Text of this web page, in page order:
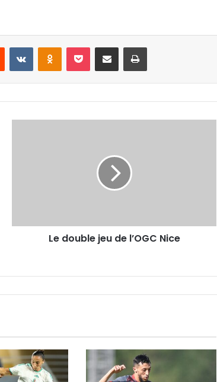
Reddit VKontakteOdnoklassniki
Pocket Partager par email Imprimer
Le double jeu de l’OGC Nice